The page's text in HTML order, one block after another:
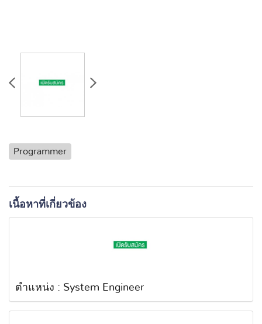
Programmer
เนื้อหาที่เกี่ยวข้อง
ตำแหน่ง : System Engineer